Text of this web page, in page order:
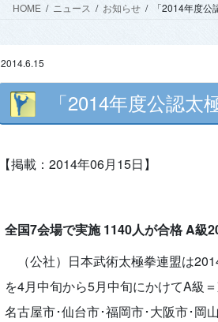
HOME ニュース お知らせ 「2014年度
2014.6.15
「2014年度公認太
【掲載：2014年06月15日】
全国7会場で実施 1140人が合格 A級
（公社）日本武術太極拳連盟は
を4月中旬から5月中旬にかけてA級
名古屋市･仙台市･福岡市･大阪市･岡